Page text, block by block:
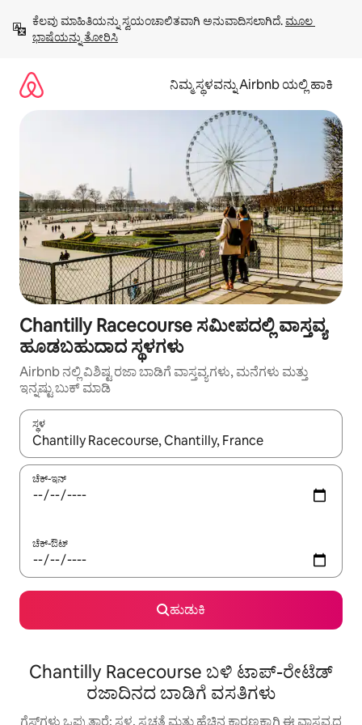
ಹೋಗಿ
ಕೆಲವು ಮಾಹಿತಿಯನ್ನು ಸ್ವಯಂಚಾಲಿತವಾಗಿ ಅನುವಾದಿಸಲಾಗಿದೆ. ಮೂಲ
ಭಾಷೆಯನ್ನು ತೋರಿಸಿ
ನಿಮ್ಮ ಸ್ಥಳವನ್ನು Airbnb ಯಲ್ಲಿ ಹಾಕಿ
Chantilly Racecourse ಸಮೀಪದಲ್ಲಿ ವಾಸ್ತವ್ಯ
ಹೂಡಬಹುದಾದ ಸ್ಥಳಗಳು
Airbnb ನಲ್ಲಿ ವಿಶಿಷ್ಟ ರಜಾ ಬಾಡಿಗೆ ವಾಸ್ತವ್ಯಗಳು, ಮನೆಗಳು ಮತ್ತು
ಇನ್ನಷ್ಟು ಬುಕ್ ಮಾಡಿ
ಸ್ಥಳ
ಫಲಿತಾಂಶಗಳು ಲಭ್ಯವಿರುವಾಗ, ಅಪ್ ಮತ್ತು ಡೌನ್ ಬಾಣದ ಕೀಲಿಗಳೊಂದಿಗೆ
ಚೆಕ್-ಇನ್
ಚೆಕ್-ಔಟ್
ಹುಡುಕಿ
Chantilly Racecourse ಬಳಿ ಟಾಪ್-ರೇಟೆಡ್
ರಜಾದಿನದ ಬಾಡಿಗೆ ವಸತಿಗಳು
ಗೆಸ್ಟ್‌ಗಳು ಒಪ್ಪುತ್ತಾರೆ: ಸ್ಥಳ, ಸ್ವಚ್ಛತೆ ಮತ್ತು ಹೆಚ್ಚಿನ ಕಾರಣಕ್ಕಾಗಿ ಈ ವಾಸ್ತವ್ಯದ